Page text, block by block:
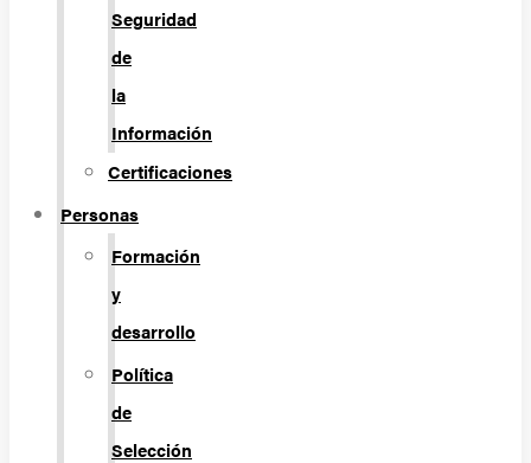
Seguridad
de
la
Información
Certificaciones
Personas
Formación
y
desarrollo
Política
de
Selección